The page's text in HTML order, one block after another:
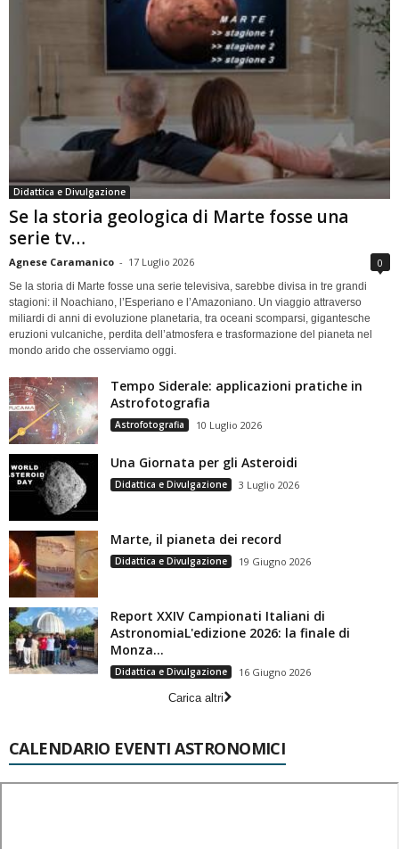
Didattica e Divulgazione
Se la storia geologica di Marte fosse una
serie tv…
Agnese Caramanico - 17 Luglio 2026 0
Se la storia di Marte fosse una serie televisiva, sarebbe divisa in tre grandi
stagioni: il Noachiano, l’Esperiano e l’Amazoniano. Un viaggio attraverso
miliardi di anni di evoluzione planetaria, tra oceani scomparsi, gigantesche
eruzioni vulcaniche, perdita dell’atmosfera e trasformazione del pianeta nel
mondo arido che osserviamo oggi.
Tempo Siderale: applicazioni pratiche in
Astrofotografia
Astrofotografia 10 Luglio 2026
Una Giornata per gli Asteroidi
Didattica e Divulgazione 3 Luglio 2026
Marte, il pianeta dei record
Didattica e Divulgazione 19 Giugno 2026
Report XXIV Campionati Italiani di
AstronomiaL'edizione 2026: la finale di
Monza...
Didattica e Divulgazione
16 Giugno 2026
Carica altri
CALENDARIO EVENTI ASTRONOMICI